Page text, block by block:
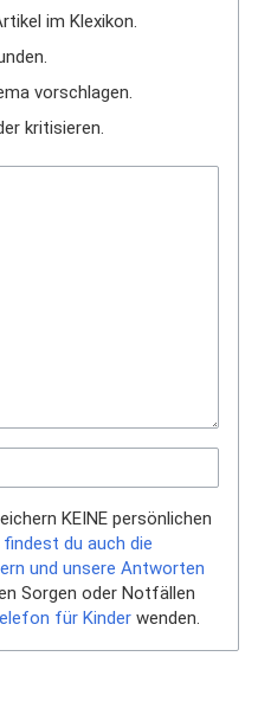
im Klexikon.
vorschlagen.
kritisieren.
KEINE persönlichen
findest du auch die
und unsere Antworten
Sorgen oder Notfällen
für Kinder wenden.